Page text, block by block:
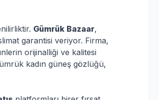
Gümrük Bazaar,
garantisi veriyor. Firma,
orijinalliği ve kalitesi
kadın güneş gözlüğü,